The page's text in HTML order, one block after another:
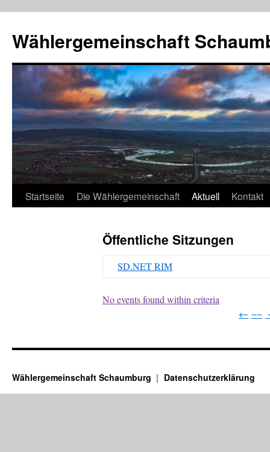
Wählergemeinschaft
Zum
Startseite Die Wählergemeinschaft Aktuell Kontakt
Öffentliche Sitzungen
SD.NET RIM
No events found within criteria
← −−
Wählergemeinschaft Schaumburg Datenschutzerklärung